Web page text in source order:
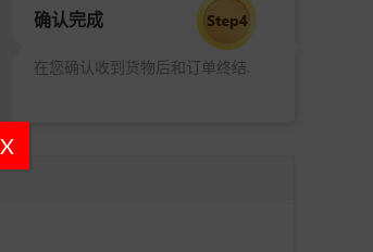
X
确认完成
在您确认收到货物后和订单终结.